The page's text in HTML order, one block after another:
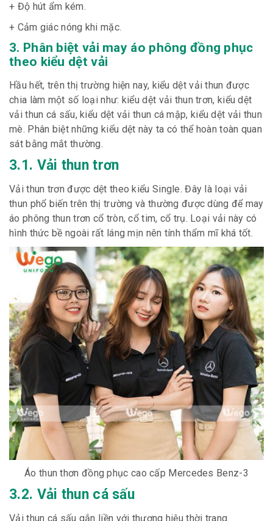
+ Độ hút ẩm kém.
+ Cảm giác nóng khi mặc.
3. Phân biệt vải may áo phông đồng phục
theo kiểu dệt vải
Hầu hết, trên thị trường hiện nay, kiểu dệt vải thun được
chia làm một số loại như: kiểu dệt vải thun trơn, kiểu dệt
vải thun cá sấu, kiểu dệt vải thun cá mập, kiểu dệt vải thun
mè. Phân biệt những kiểu dệt này ta có thể hoàn toàn quan
sát bằng mắt thường.
3.1. Vải thun trơn
Vải thun trơn được dệt theo kiểu Single. Đây là loại vải
thun phổ biến trên thị trường và thường được dùng để may
áo phông thun trơn cổ tròn, cổ tim, cổ trụ. Loại vải này có
hình thức bề ngoài rất láng mịn nên tính thẩm mĩ khá tốt.
Áo thun thơn đồng phục cao cấp Mercedes Benz-3
3.2. Vải thun cá sấu
Vải thun cá sấu gắn liền với thương hiệu thời trang